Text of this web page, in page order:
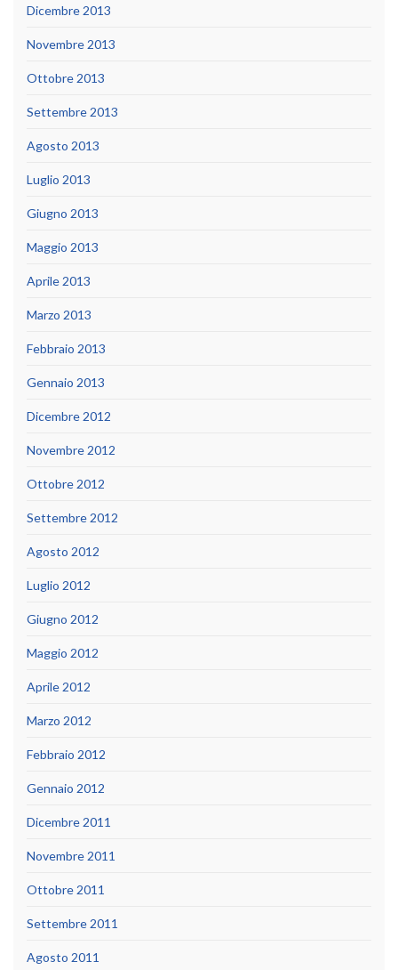
Dicembre 2013
Novembre 2013
Ottobre 2013
Settembre 2013
Agosto 2013
Luglio 2013
Giugno 2013
Maggio 2013
Aprile 2013
Marzo 2013
Febbraio 2013
Gennaio 2013
Dicembre 2012
Novembre 2012
Ottobre 2012
Settembre 2012
Agosto 2012
Luglio 2012
Giugno 2012
Maggio 2012
Aprile 2012
Marzo 2012
Febbraio 2012
Gennaio 2012
Dicembre 2011
Novembre 2011
Ottobre 2011
Settembre 2011
Agosto 2011